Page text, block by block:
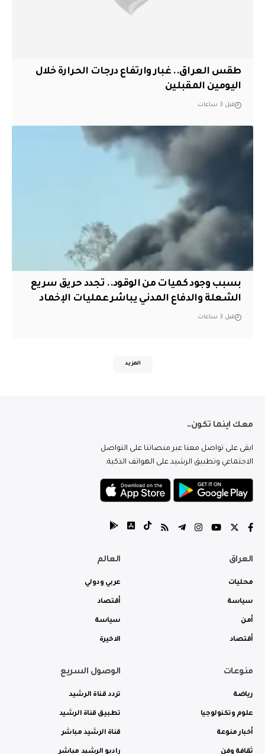
طقس العراق.. غبار وارتفاع درجات الحرارة خلال
اليومين المقبلين
قبل 3 ساعات
بسبب وجود كميات من الوقود.. تجدد حريق سريع
الشعلة والدفاع المدني يباشر عمليات الإخماد
قبل 3 ساعات
المزيد
معك اينما تكون..
ابقى على تواصل معنا عبر منصاتنا على التواصل
الاجتماعي وتطبيق الرشيد على الهواتف الذكية.
العراق
محليات
سياسة
أمن
أقتصاد
العالم
عربي ودولي
أقتصاد
سياسة
الاخيرة
منوعات
رياضة
علوم وتكنولوجيا
أخبار منوعة
ثقافة وفن
الوصول السريع
تردد قناة الرشيد
تطبيق قناة الرشيد
قناة الرشيد مباشر
راديو الرشيد مباشر